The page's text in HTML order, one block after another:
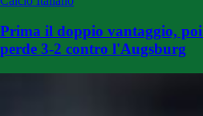
Prima il doppio vantaggio,
perde 3-2 contro l'Augsburg